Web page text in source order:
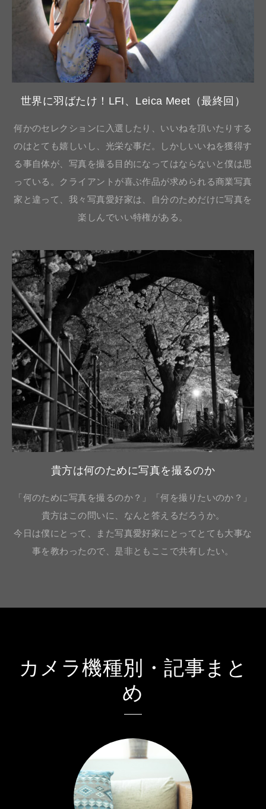
世界に羽ばたけ！LFI、Leica Meet（最終回）
何かのセレクションに入選したり、いいねを頂いたりする
のはとても嬉しいし、光栄な事だ。しかしいいねを獲得す
る事自体が、写真を撮る目的になってはならないと僕は思
っている。クライアントが喜ぶ作品が求められる商業写真
家と違って、我々写真愛好家は、自分のためだけに写真を
楽しんでいい特権がある。
貴方は何のために写真を撮るのか
「何のために写真を撮るのか？」「何を撮りたいのか？」
貴方はこの問いに、なんと答えるだろうか。
今日は僕にとって、また写真愛好家にとってとても大事な
事を教わったので、是非ともここで共有したい。
カメラ機種別・記事まと
め